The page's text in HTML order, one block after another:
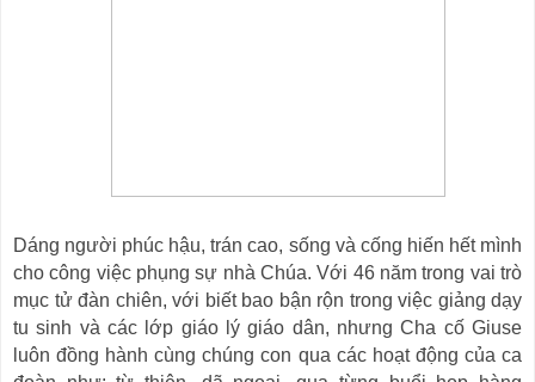
Dáng người phúc hậu, trán cao, sống và cống hiến hết mình
cho công việc phụng sự nhà Chúa. Với 46 năm trong vai trò
mục tử đàn chiên, với biết bao bận rộn trong việc giảng dạy
tu sinh và các lớp giáo lý giáo dân, nhưng Cha cố Giuse
luôn đồng hành cùng chúng con qua các hoạt động của ca